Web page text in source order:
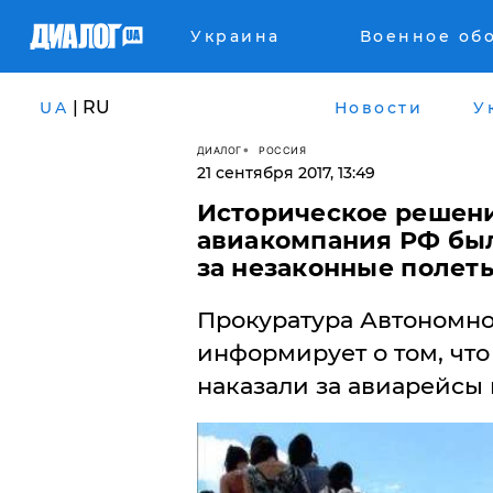
Украина Военное
UA | RU Новости
ДИАЛОГ РОССИЯ
21 сентября 2017, 13:49
Историческое
авиакомпания РФ
за незаконные
Прокуратура
информирует о том,
наказали за